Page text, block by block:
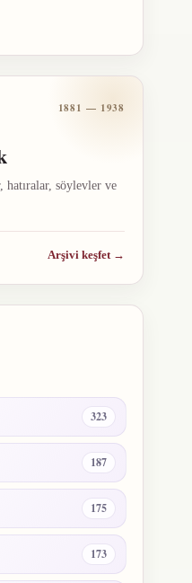
1881 — 1938
hatıralar, söylevler ve
Arşivi keşfet →
323
187
175
173